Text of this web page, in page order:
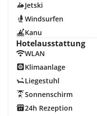
Jetski
Windsurfen
Kanu
Hotelausstattung
WLAN
Klimaanlage
Liegestuhl
Sonnenschirm
24h Rezeption